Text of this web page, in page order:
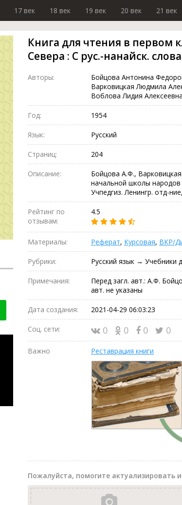
17 век 18 век 19 век 20 век 21 век
Книга для чтения в первом
Севера : С рус.-нанайск.
Авторы:
Бойцова Антонина
Варковицкая Людмила
Воблова Лидия Алексеевна
Год: 1954
Язык: Русский
Страниц: 204
Описание:
Бойцова А.Ф.,
начальной школы народов
Учпедгиз. Ленингр. отд-
Рейтинг по
отзывам:
4.5
Материалы: Реферат, Курсовая, ВКР/
Рубрики: Русский язык → Учебники
Примечания:
Перед загл. авт.: А.Ф.
авт. не указаны
Дата создания: 2021-04-29 06:03:23
Соц. сети: 0 0 0 0
Важно Реставрация книги
Пожалуйста, помогите актуализировать